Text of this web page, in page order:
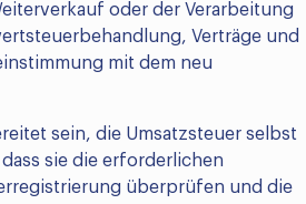
oder der Verarbeitung
Verträge und
mit dem neu
sein, die Umsatzsteuer selbst
sie die erforderlichen
überprüfen und die